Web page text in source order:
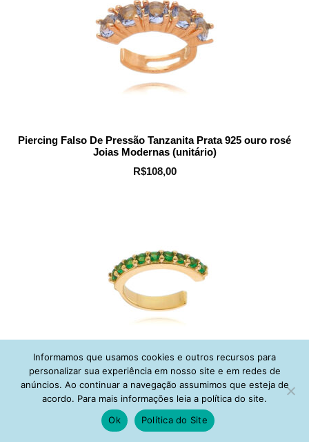
Piercing Falso De Pressão Tanzanita Prata 925 ouro rosé
Joias Modernas (unitário)
R$108,00
Piercing Falso Zirconias Esmeralda Prata 925 Joias
Modernas Banho Ouro (unitário)
R$
108,00
Informamos que usamos cookies e outros recursos para
personalizar sua experiência em nosso site e em redes de
anúncios. Ao continuar a navegação assumimos que esteja de
acordo. Para mais informações leia a política do site.
Ok
Política do Site